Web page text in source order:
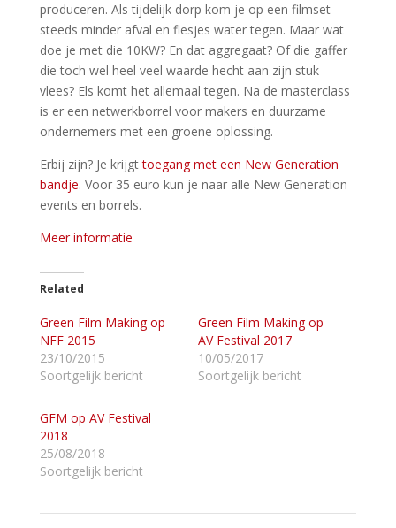
produceren. Als tijdelijk dorp kom je op een filmset
steeds minder afval en flesjes water tegen. Maar wat
doe je met die 10KW? En dat aggregaat? Of die gaffer
die toch wel heel veel waarde hecht aan zijn stuk
vlees? Els komt het allemaal tegen. Na de masterclass
is er een netwerkborrel voor makers en duurzame
ondernemers met een groene oplossing.
Erbij zijn? Je krijgttoegang met een New Generation
bandje. Voor 35 euro kun je naar alle New Generation
events en borrels.
Meer informatie
Related
Green Film Making op
NFF 2015
23/10/2015
Soortgelijk bericht
Green Film Making op
AV Festival 2017
10/05/2017
Soortgelijk bericht
GFM op AV Festival
2018
25/08/2018
Soortgelijk bericht